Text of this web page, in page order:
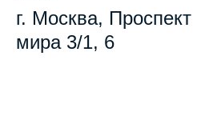
г. Москва, Проспект
мира 3/1, 6